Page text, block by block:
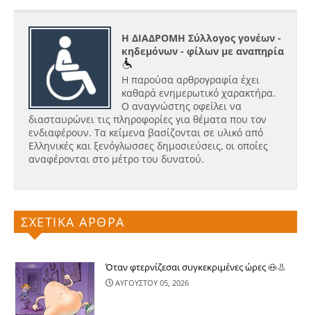
Η ΔΙΑΔΡΟΜΗ Σύλλογος γονέων -
κηδεμόνων - φίλων με αναπηρία
Η παρούσα αρθρογραφία έχει
καθαρά ενημερωτικό χαρακτήρα.
Ο αναγνώστης οφείλει να
διασταυρώνει τις πληροφορίες για θέματα που τον
ενδιαφέρουν. Τα κείμενα βασίζονται σε υλικό από
Ελληνικές και ξενόγλωσσες δημοσιεύσεις, οι οποίες
αναφέρονται στο μέτρο του δυνατού.
ΣΧΕΤΙΚΑ ΑΡΘΡΑ
Όταν φτερνίζεσαι συγκεκριμένες ώρες 🐽👃
ΑΥΓΟΥΣΤΟΥ 05, 2026